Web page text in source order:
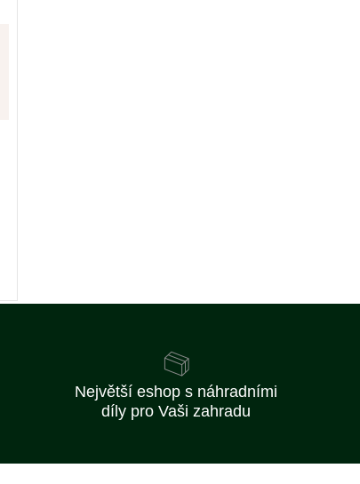
Největší eshop s náhradními
díly pro Vaši zahradu